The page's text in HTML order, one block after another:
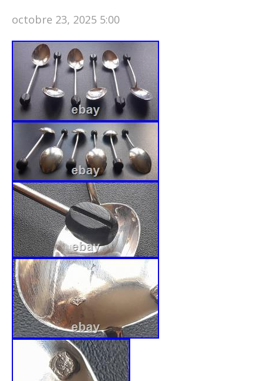
octobre 23, 2025 5:00